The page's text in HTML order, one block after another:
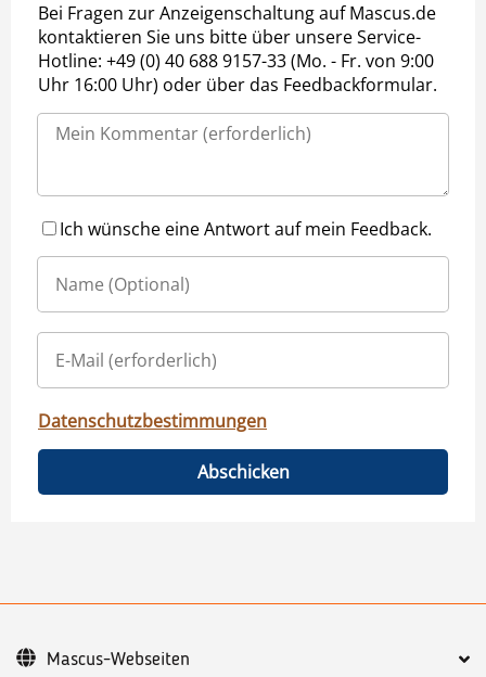
Bei Fragen zur Anzeigenschaltung auf Mascus.de
kontaktieren Sie uns bitte über unsere Service-
Hotline: +49 (0) 40 688 9157-33 (Mo. - Fr. von 9:00
Uhr 16:00 Uhr) oder über das Feedbackformular.
Ich wünsche eine Antwort auf mein Feedback.
Datenschutzbestimmungen
Abschicken
Mascus-Webseiten